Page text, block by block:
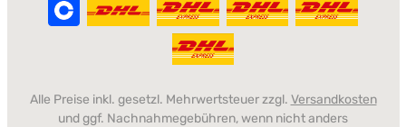
Alle Preise inkl. gesetzl. Mehrwertsteuer zzgl. Versandkosten
und ggf. Nachnahmegebühren, wenn nicht anders